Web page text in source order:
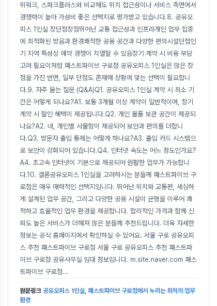
위워크, 스파크플러스와 비교해도 위치 접근성이나 서비스 측면에서
경쟁력이 높아 가성비 좋은 선택지로 평가받고 있습니다.8. 공유오
피스 1인실 장단점장점뛰어난 교통 접근성과 인프라개인 업무 집중
에 최적화된 방음과 환경쾌적한 공용 공간과 다양한 편의시설단점인
기 지역 특성상 예약 경쟁이 치열할 수 있음장기 계약 시 비용 부담
고려 필요이처럼 패스트파이브 구로점 공유오피스 1인실은 많은 장
점을 가진 반면, 일부 단점도 존재해 상황에 맞는 선택이 필요합니
다.9. 자주 묻는 질문 (Q&A)Q1. 공유오피스 1인실 계약 시 최소 기
간은 어떻게 되나요?A1. 보통 3개월 이상 계약이 일반적이며, 장기
계약 시 할인 혜택이 제공됩니다.Q2. 개인 물품 보관 공간이 제공되
나요?A2. 네, 개인별 사물함이 제공되어 보안과 편의를 더합니
다.Q3. 방문자 출입 통제는 어떻게 하나요?A3. 출입 카드 시스템으
로 보안이 강화되어 있습니다.Q4. 인터넷 속도는 어느 정도인가요?
A4. 초고속 인터넷이 기본으로 제공되어 원활한 업무가 가능합니
다.10. 결론공유오피스 1인실을 고려하시는 분들께 패스트파이브 구
로점은 매우 매력적인 선택지입니다. 뛰어난 위치와 교통편, 세심하
게 설계된 업무 공간, 그리고 다양한 공용 시설이 균형을 이루어 쾌
적하고 효율적인 업무 환경을 제공합니다. 합리적인 가격과 함께 신
뢰도 높은 서비스가 더해져 많은 분들께 추천드립니다. 더욱 자세한
정보는 공식 홈페이지에서 확인하실 수 있어요. 서울 구로 공유오피
스 추천 패스트파이브 구로점 서울 구로 공유오피스 추천 패스트파
이브 구로점 공유사무실 임대 정보입니다. m.site.naver.com 패스
트파이브 구로점...
원문링크 공유오피스 1인실, 패스트파이브 구로점에서 누리는 최적의 업무
환경